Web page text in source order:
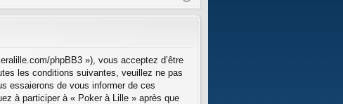
phpBB3 »), vous acceptez d’être
les conditions suivantes, veuillez ne pas
essaierons de vous informer de ces
à participer à « Poker à Lille » après que